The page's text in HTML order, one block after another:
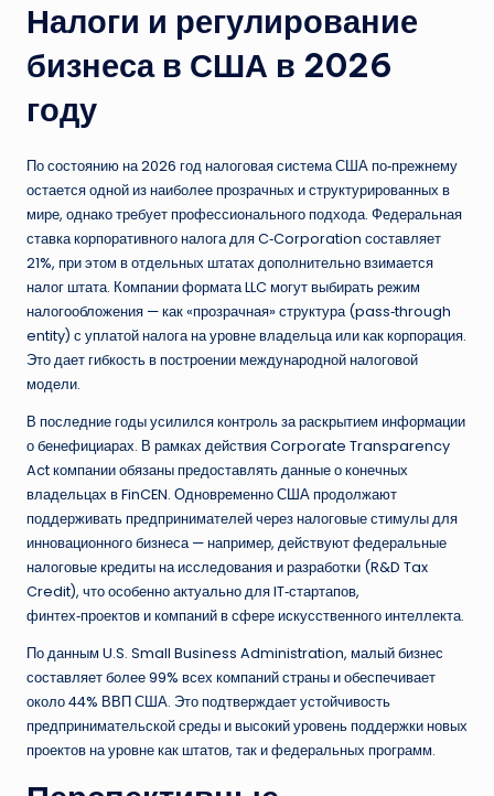
Налоги и регулирование
бизнеса в США в 2026
году
По состоянию на 2026 год налоговая система США по‑прежнему
остается одной из наиболее прозрачных и структурированных в
мире, однако требует профессионального подхода. Федеральная
ставка корпоративного налога для C‑Corporation составляет
21%, при этом в отдельных штатах дополнительно взимается
налог штата. Компании формата LLC могут выбирать режим
налогообложения — как «прозрачная» структура (pass‑through
entity) с уплатой налога на уровне владельца или как корпорация.
Это дает гибкость в построении международной налоговой
модели.
В последние годы усилился контроль за раскрытием информации
о бенефициарах. В рамках действия Corporate Transparency
Act компании обязаны предоставлять данные о конечных
владельцах в FinCEN. Одновременно США продолжают
поддерживать предпринимателей через налоговые стимулы для
инновационного бизнеса — например, действуют федеральные
налоговые кредиты на исследования и разработки (R&D Tax
Credit), что особенно актуально для IT‑стартапов,
финтех‑проектов и компаний в сфере искусственного интеллекта.
По данным U.S. Small Business Administration, малый бизнес
составляет более 99% всех компаний страны и обеспечивает
около 44% ВВП США. Это подтверждает устойчивость
предпринимательской среды и высокий уровень поддержки новых
проектов на уровне как штатов, так и федеральных программ.